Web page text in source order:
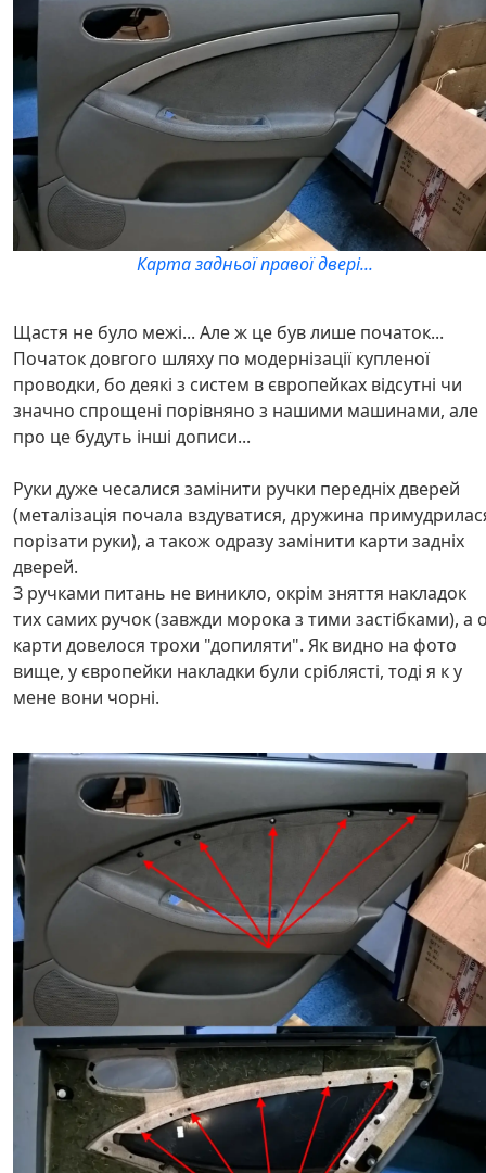
Карта задньої правої двері...
Щастя не було межі... Але ж це був лише початок...
Початок довгого шляху по модернізації купленої
проводки, бо деякі з систем в європейках відсутні чи
значно спрощені порівняно з нашими машинами, але
про це будуть інші дописи...
Руки дуже чесалися замінити ручки передніх дверей
(металізація почала вздуватися, дружина
порізати руки), а також одразу замінити карти задніх
дверей.
З ручками питань не виникло, окрім зняття накладок
тих самих ручок (завжди морока з тими застібками), а
карти довелося трохи "допиляти". Як видно на фото
вище, у європейки накладки були сріблясті, тоді я к у
мене вони чорні.